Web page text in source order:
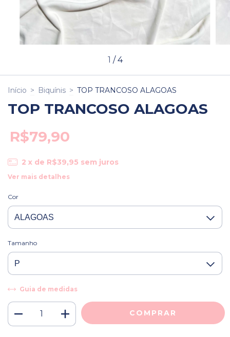
1 /4
Início > Biquínis > TOP TRANCOSO ALAGOAS
TOP TRANCOSO ALAGOAS
R$79,90
2 x de R$39,95 sem juros
Ver mais detalhes
Cor
Tamanho
Guia de medidas